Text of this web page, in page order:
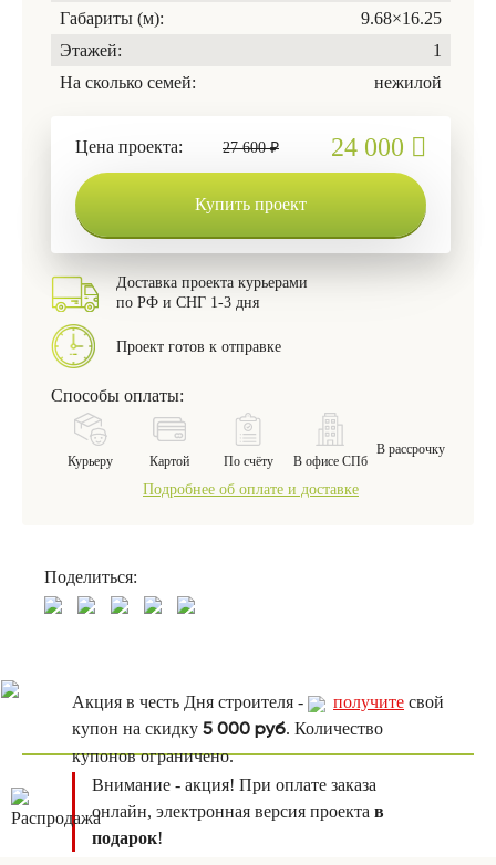
Габариты (м):
9.68×16.25
Этажей:
1
На сколько семей:
нежилой
Цена проекта: 27 600 ₽ 24 000
Купить проект
Доставка проекта курьерами
по РФ и СНГ 1-3 дня
Проект готов к отправке
Способы оплаты:
Курьеру Картой По счёту В офисе СПб
В рассрочку
Подробнее об оплате и доставке
Поделиться:
Акция в честь Дня строителя - получите свой
купон на скидку 5 000 руб. Количество
купонов ограничено.
Внимание - акция! При оплате заказа
онлайн, электронная версия проекта в
подарок!